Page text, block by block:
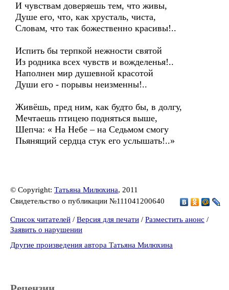
И чувствам доверяешь тем, что живы,
Душе его, что, как хрусталь, чиста,
Словам, что так божественно красивы!..
Испить бы терпкой нежности святой
Из родника всех чувств и вожделенья!..
Наполнен мир душевной красотой
Души его - порывы неизменны!..
Живёшь, пред ним, как будто бы, в долгу,
Мечтаешь птицею подняться выше,
Шепча: « На Небе – на Седьмом смогу
Пьянящий сердца стук его услышать!..»
© Copyright: Татьяна Милюхина, 2011
Свидетельство о публикации №111041200640
Список читателей / Версия для печати / Разместить анонс /
Заявить о нарушении
Другие произведения автора Татьяна Милюхина